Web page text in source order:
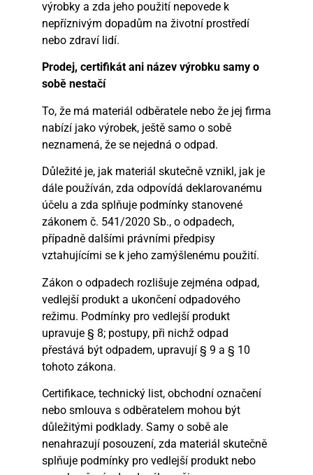
výrobky a zda jeho použití nepovede k
nepříznivým dopadům na životní prostředí
nebo zdraví lidí.
Prodej, certifikát ani název výrobku samy o
sobě nestačí
To, že má materiál odběratele nebo že jej firma
nabízí jako výrobek, ještě samo o sobě
neznamená, že se nejedná o odpad.
Důležité je, jak materiál skutečně vznikl, jak je
dále používán, zda odpovídá deklarovanému
účelu a zda splňuje podmínky stanovené
zákonem č. 541/2020 Sb., o odpadech,
případně dalšími právními předpisy
vztahujícími se k jeho zamýšlenému použití.
Zákon o odpadech rozlišuje zejména odpad,
vedlejší produkt a ukončení odpadového
režimu. Podmínky pro vedlejší produkt
upravuje § 8; postupy, při nichž odpad
přestává být odpadem, upravují § 9 a § 10
tohoto zákona.
Certifikace, technický list, obchodní označení
nebo smlouva s odběratelem mohou být
důležitými podklady. Samy o sobě ale
nenahrazují posouzení, zda materiál skutečně
splňuje podmínky pro vedlejší produkt nebo